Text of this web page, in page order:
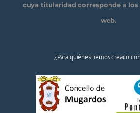
cuya titularidad corresponde a los
web.
¿Para quiénes hemos creado